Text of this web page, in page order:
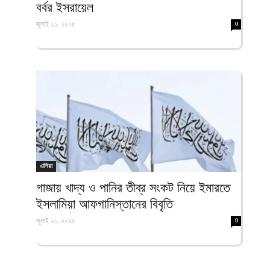
বর্বর ইসরায়েল
জুলাই ২১, ২০২৫ 0
এশিয়া
গাজায় খাদ্য ও পানির তীব্র সংকট নিয়ে ইমারতে
ইসলামিয়া আফগানিস্তানের বিবৃতি
জুলাই ২১, ২০২৫ 0